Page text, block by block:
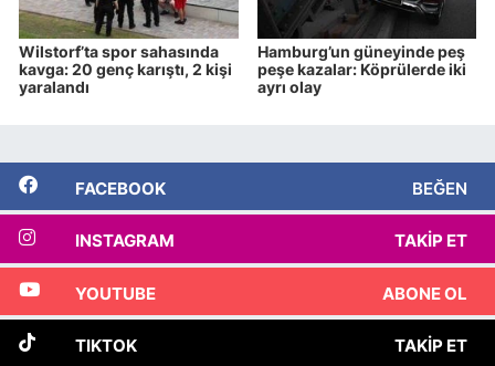
Wilstorf’ta spor sahasında
kavga: 20 genç karıştı, 2 kişi
yaralandı
Hamburg’un güneyinde peş
peşe kazalar: Köprülerde iki
ayrı olay
FACEBOOK BEĞEN
INSTAGRAM TAKIP ET
YOUTUBE ABONE OL
TIKTOK TAKIP ET